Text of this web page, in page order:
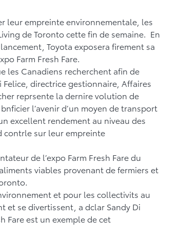
leur empreinte environnementale, les
de Toronto cette fin de semaine. En
Toyota exposera firement sa
Farm Fresh Fare.
les Canadiens recherchent afin de
directrice gestionnaire, Affaires
reprsente la dernire volution de
l’avenir d’un moyen de transport
excellent rendement au niveau des
contrle sur leur empreinte
de l’expo Farm Fresh Fare du
viables provenant de fermiers et
et pour les collectivits au
se divertissent, a dclar Sandy Di
Fare est un exemple de cet